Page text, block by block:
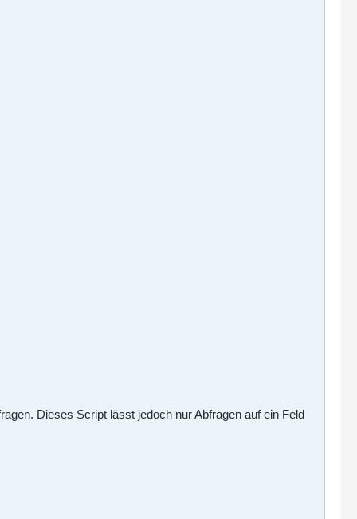
Dieses Script lässt jedoch nur Abfragen auf ein Feld